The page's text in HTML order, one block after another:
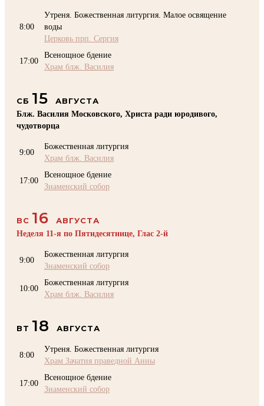
8:00
Утреня. Божественная литургия. Малое освящение
воды
Церковь прп. Сергия
17:00
Всенощное бдение
Храм блж. Василия
СБ 15
АВГУСТА
Блж. Василия Московского, Христа ради юродивого,
чудотворца
9:00
Божественная литургия
Храм блж. Василия
17:00
Всенощное бдение
Знаменский собор
ВС 16
АВГУСТА
Неделя 11-я по Пятидесятнице, Глас 2-й
9:00
Божественная литургия
Знаменский собор
10:00
Божественная литургия
Храм блж. Василия
ВТ 18 АВГУСТА
8:00
Утреня. Божественная литургия
Храм Зачатия праведной Анны
17:00
Всенощное бдение
Знаменский собор